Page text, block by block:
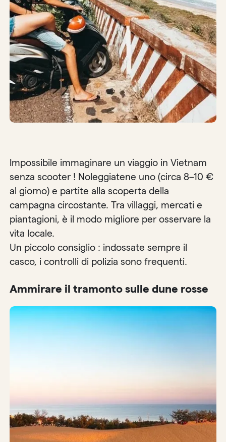
Impossibile immaginare un viaggio in Vietnam
senza scooter ! Noleggiatene uno (circa 8–10 €
al giorno) e partite alla scoperta della
campagna circostante. Tra villaggi, mercati e
piantagioni, è il modo migliore per osservare la
vita locale.
Un piccolo consiglio : indossate sempre il
casco, i controlli di polizia sono frequenti.
Ammirare il tramonto sulle dune rosse